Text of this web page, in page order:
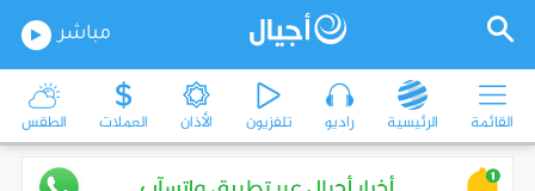
مباشر
القائمة الرئيسية راديو تلفزيون الأذان العملات الطقس